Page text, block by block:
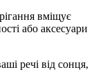
вміщує
або аксесуари
речі від сонця,